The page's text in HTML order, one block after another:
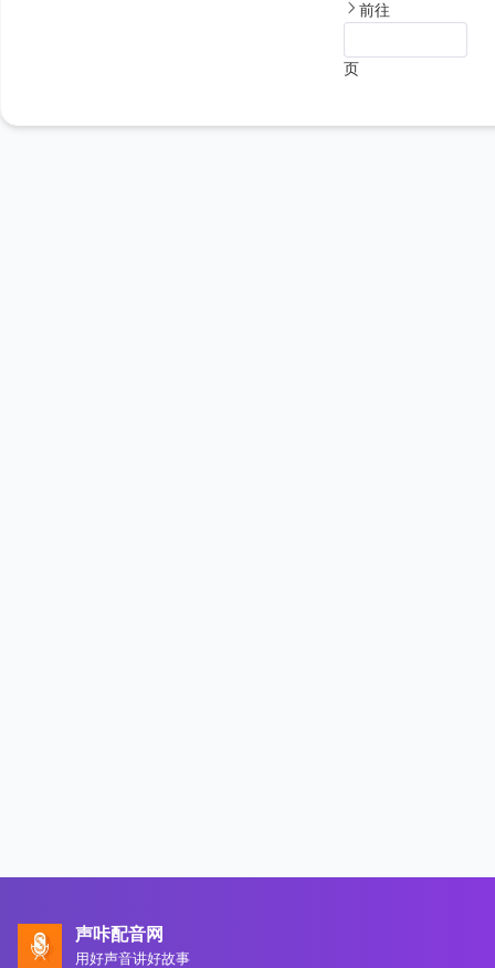
前往
页
声咔配音网
用好声音讲好故事